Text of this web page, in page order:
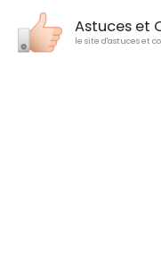
contenu
Astuces et
le site d'astuces et